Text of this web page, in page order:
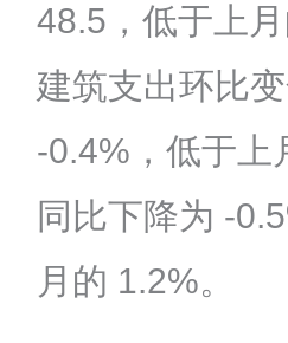
48.5，低于上月
建筑支出环比
-0.4%，低于上
同比下降为 -
月的 1.2%。